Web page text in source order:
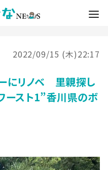
2022/09/15 (木)22:17
にリノベ 里親探し
ースト1”香川県のボ